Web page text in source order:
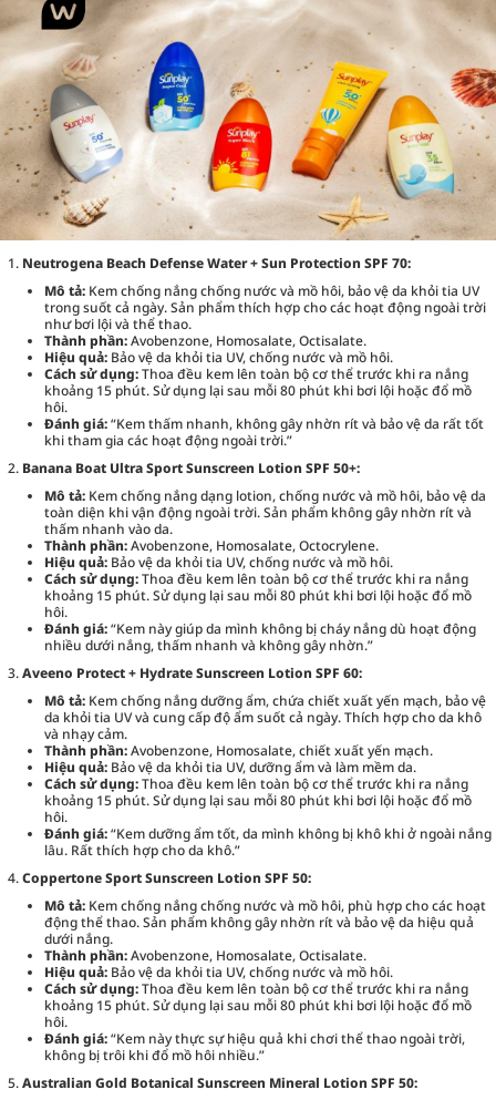
Neutrogena Beach Defense Water + Sun Protection SPF 70:
Mô tả: Kem chống nắng chống nước và mồ hôi, bảo vệ da khỏi tia UV
trong suốt cả ngày. Sản phẩm thích hợp cho các hoạt động ngoài trời
như bơi lội và thể thao.
Thành phần:Avobenzone, Homosalate, Octisalate.
Hiệu quả: Bảo vệ da khỏi tia UV, chống nước và mồ hôi.
Cách sử dụng:Thoa đều kem lên toàn bộ cơ thể trước khi ra nắng
khoảng 15 phút. Sử dụng lại sau mỗi 80 phút khi bơi lội hoặc đổ mồ
hôi.
Đánh giá:“Kem thấm nhanh, không gây nhờn rít và bảo vệ da rất tốt
khi tham gia các hoạt động ngoài trời.”
Banana Boat Ultra Sport Sunscreen Lotion SPF 50+:
Mô tả: Kem chống nắng dạng lotion, chống nước và mồ hôi, bảo vệ da
toàn diện khi vận động ngoài trời. Sản phẩm không gây nhờn rít và
thấm nhanh vào da.
Thành phần:Avobenzone, Homosalate, Octocrylene.
Hiệu quả: Bảo vệ da khỏi tia UV, chống nước và mồ hôi.
Cách sử dụng:Thoa đều kem lên toàn bộ cơ thể trước khi ra nắng
khoảng 15 phút. Sử dụng lại sau mỗi 80 phút khi bơi lội hoặc đổ mồ
hôi.
Đánh giá:“Kem này giúp da mình không bị cháy nắng dù hoạt động
nhiều dưới nắng, thấm nhanh và không gây nhờn.”
Aveeno Protect + Hydrate Sunscreen Lotion SPF 60:
Mô tả: Kem chống nắng dưỡng ẩm, chứa chiết xuất yến mạch, bảo vệ
da khỏi tia UV và cung cấp độ ẩm suốt cả ngày. Thích hợp cho da khô
và nhạy cảm.
Thành phần:Avobenzone, Homosalate, chiết xuất yến mạch.
Hiệu quả: Bảo vệ da khỏi tia UV, dưỡng ẩm và làm mềm da.
Cách sử dụng:Thoa đều kem lên toàn bộ cơ thể trước khi ra nắng
khoảng 15 phút. Sử dụng lại sau mỗi 80 phút khi bơi lội hoặc đổ mồ
hôi.
Đánh giá:“Kem dưỡng ẩm tốt, da mình không bị khô khi ở ngoài nắng
lâu. Rất thích hợp cho da khô.”
Coppertone Sport Sunscreen Lotion SPF 50:
Mô tả: Kem chống nắng chống nước và mồ hôi, phù hợp cho các hoạt
động thể thao. Sản phẩm không gây nhờn rít và bảo vệ da hiệu quả
dưới nắng.
Thành phần:Avobenzone, Homosalate, Octisalate.
Hiệu quả: Bảo vệ da khỏi tia UV, chống nước và mồ hôi.
Cách sử dụng:Thoa đều kem lên toàn bộ cơ thể trước khi ra nắng
khoảng 15 phút. Sử dụng lại sau mỗi 80 phút khi bơi lội hoặc đổ mồ
hôi.
Đánh giá:“Kem này thực sự hiệu quả khi chơi thể thao ngoài trời,
không bị trôi khi đổ mồ hôi nhiều.”
Australian Gold Botanical Sunscreen Mineral Lotion SPF 50: